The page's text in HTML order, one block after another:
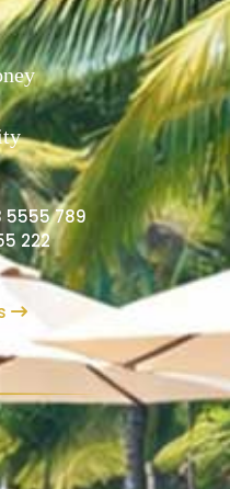
5555 789
222